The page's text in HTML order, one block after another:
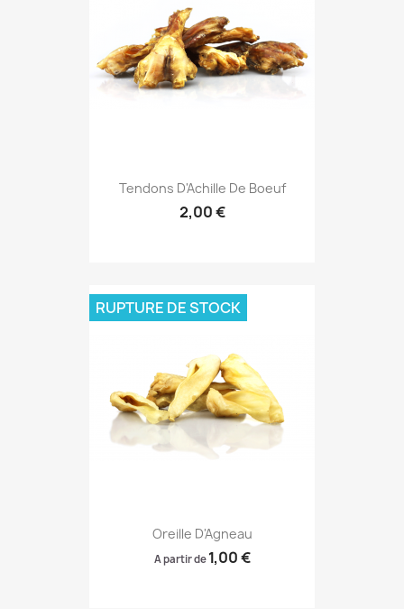
Tendons D'Achille De Boeuf
2,00 €
Oreille D'Agneau
A partir de 1,00 €
RUPTURE DE STOCK